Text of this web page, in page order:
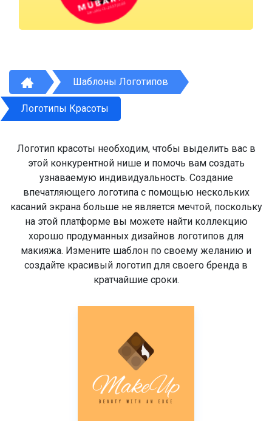
Шаблоны Логотипов
Логотипы Красоты
Логотип красоты необходим, чтобы выделить вас в
этой конкурентной нише и помочь вам создать
узнаваемую индивидуальность. Создание
впечатляющего логотипа с помощью нескольких
касаний экрана больше не является мечтой, поскольку
на этой платформе вы можете найти коллекцию
хорошо продуманных дизайнов логотипов для
макияжа. Измените шаблон по своему желанию и
создайте красивый логотип для своего бренда в
кратчайшие сроки.